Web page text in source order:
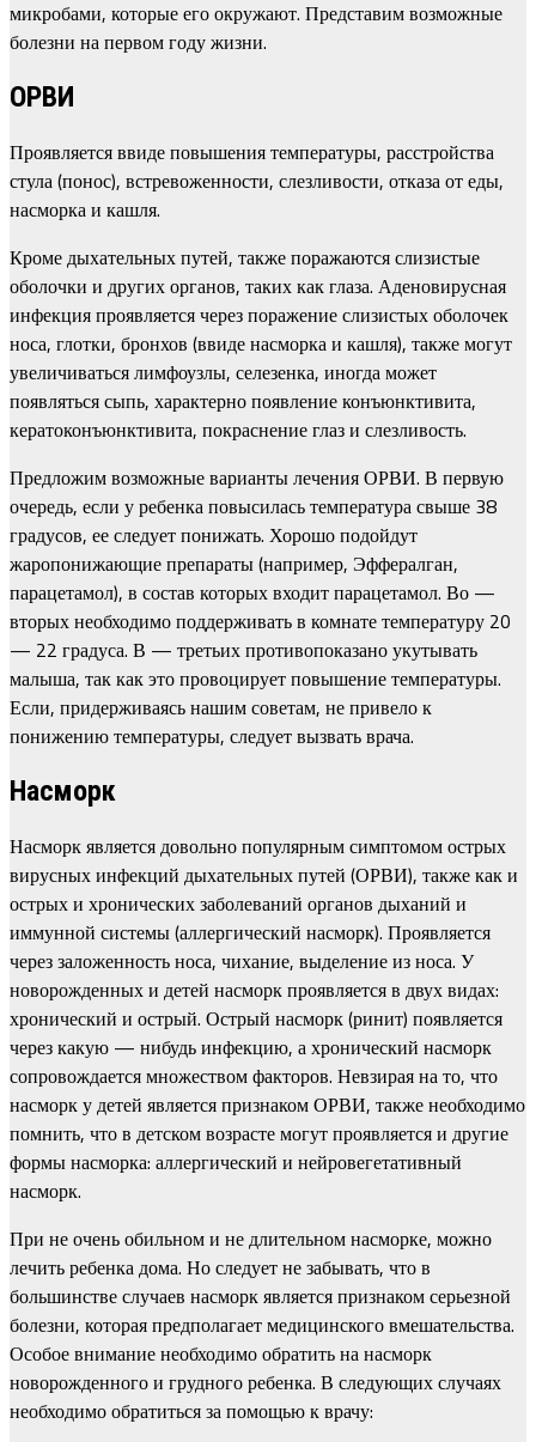
микробами, которые его окружают. Представим возможные
болезни на первом году жизни.
ОРВИ
Проявляется ввиде повышения температуры, расстройства
стула (понос), встревоженности, слезливости, отказа от еды,
насморка и кашля.
Кроме дыхательных путей, также поражаются слизистые
оболочки и других органов, таких как глаза. Аденовирусная
инфекция проявляется через поражение слизистых оболочек
носа, глотки, бронхов (ввиде насморка и кашля), также могут
увеличиваться лимфоузлы, селезенка, иногда может
появляться сыпь, характерно появление конъюнктивита,
кератоконъюнктивита, покраснение глаз и слезливость.
Предложим возможные варианты лечения ОРВИ. В первую
очередь, если у ребенка повысилась температура свыше 38
градусов, ее следует понижать. Хорошо подойдут
жаропонижающие препараты (например, Эффералган,
парацетамол), в состав которых входит парацетамол. Во —
вторых необходимо поддерживать в комнате температуру 20
— 22 градуса. В — третьих противопоказано укутывать
малыша, так как это провоцирует повышение температуры.
Если, придерживаясь нашим советам, не привело к
понижению температуры, следует вызвать врача.
Насморк
Насморк является довольно популярным симптомом острых
вирусных инфекций дыхательных путей (ОРВИ), также как и
острых и хронических заболеваний органов дыханий и
иммунной системы (аллергический насморк). Проявляется
через заложенность носа, чихание, выделение из носа. У
новорожденных и детей насморк проявляется в двух видах:
хронический и острый. Острый насморк (ринит) появляется
через какую — нибудь инфекцию, а хронический насморк
сопровождается множеством факторов. Невзирая на то, что
насморк у детей является признаком ОРВИ, также необходимо
помнить, что в детском возрасте могут проявляется и другие
формы насморка: аллергический и нейровегетативный
насморк.
При не очень обильном и не длительном насморке, можно
лечить ребенка дома. Но следует не забывать, что в
большинстве случаев насморк является признаком серьезной
болезни, которая предполагает медицинского вмешательства.
Особое внимание необходимо обратить на насморк
новорожденного и грудного ребенка. В следующих случаях
необходимо обратиться за помощью к врачу: